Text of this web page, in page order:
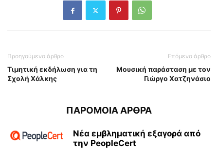
Προηγούμενο άρθρο
Τιμητική εκδήλωση για τη
Σχολή Χάλκης
Επόμενο άρθρο
Μουσική παράσταση με τον
Γιώργο Χατζηνάσιο
ΠΑΡΟΜΟΙΑ ΑΡΘΡΑ
Νέα εμβληματική εξαγορά από
την PeopleCert